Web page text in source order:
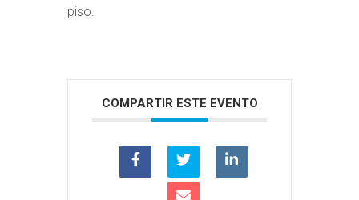
piso.
COMPARTIR ESTE EVENTO